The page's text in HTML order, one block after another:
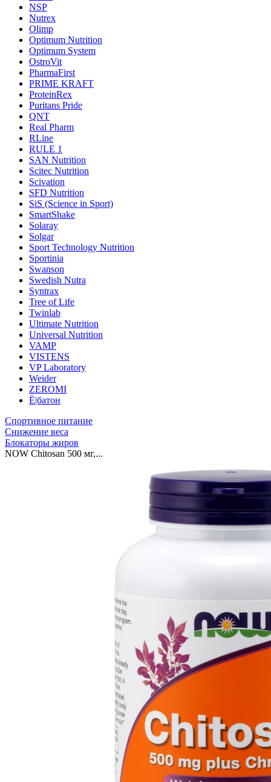
NSP
Nutrex
Olimp
Optimum Nutrition
Optimum System
OstroVit
PharmaFirst
PRIME KRAFT
ProteinRex
Puritans Pride
QNT
Real Pharm
RLine
RULE 1
SAN Nutrition
Scitec Nutrition
Scivation
SFD Nutrition
SiS (Science in Sport)
SmartShake
Solaray
Solgar
Sport Technology Nutrition
Sportinia
Swanson
Swedish Nutra
Syntrax
Tree of Life
Twinlab
Ultimate Nutrition
Universal Nutrition
VAMP
VISTENS
VP Laboratory
Weider
ZEROMI
Ё|батон
Спортивное питание
Снижение веса
Блокаторы жиров
NOW Chitosan 500 мг,...